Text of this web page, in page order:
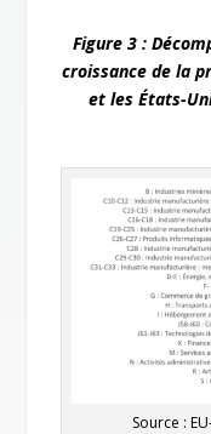
Figure 3 :
croissance de la
et les États-
Source :